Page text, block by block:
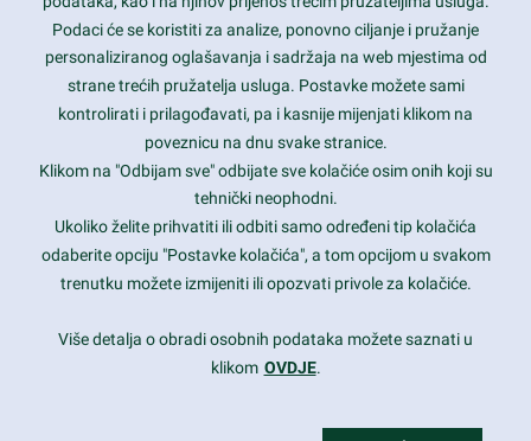
Contact Info
1600 Amphitheatre Parkway, Mountain View, CA 94043
prothemes.net@gmail.com
Daily: 9:00 am - 6:00 pm
Sunday: Closed
Copyright 2017FRESHFACE© All Rights Reserved
Podaci će se koristiti za analize, ponovno ciljanje i pružanje
personaliziranog oglašavanja i sadržaja na web mjestima od
strane trećih pružatelja usluga. Postavke možete sami
kontrolirati i prilagođavati, pa i kasnije mijenjati klikom na
poveznicu na dnu svake stranice.
Klikom na "Odbijam sve" odbijate sve kolačiće osim onih koji su
tehnički neophodni.
Ukoliko želite prihvatiti ili odbiti samo određeni tip kolačića
odaberite opciju "Postavke kolačića", a tom opcijom u svakom
trenutku možete izmijeniti ili opozvati privole za kolačiće.
Više detalja o obradi osobnih podataka možete saznati u
klikom OVDJE.